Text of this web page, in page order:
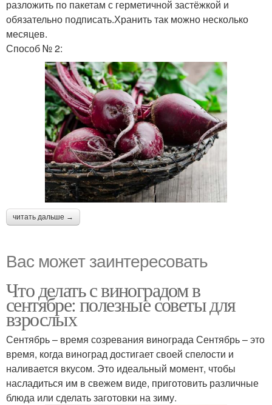
разложить по пакетам с герметичной застёжкой и
обязательно подписать.Хранить так можно несколько
месяцев.
Способ № 2:
читать дальше →
Вас может заинтересовать
Что делать с виноградом в
сентябре: полезные советы для
взрослых
Сентябрь – время созревания винограда Сентябрь – это
время, когда виноград достигает своей спелости и
наливается вкусом. Это идеальный момент, чтобы
насладиться им в свежем виде, приготовить различные
блюда или сделать заготовки на зиму.